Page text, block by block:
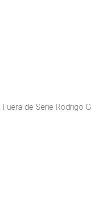
de Serie Rodrigo